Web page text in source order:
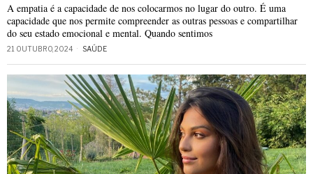
A empatia é a capacidade de nos colocarmos no lugar do outro. É uma
capacidade que nos permite compreender as outras pessoas e compartilhar
do seu estado emocional e mental. Quando sentimos
21 OUTUBRO, 2024 SAÚDE